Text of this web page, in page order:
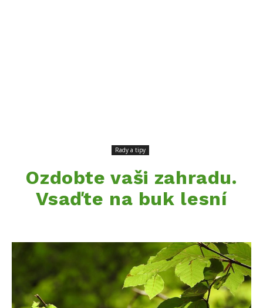
Rady a tipy
Ozdobte vaši zahradu.
Vsaďte na buk lesní